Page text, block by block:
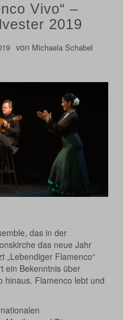
Vivo“ –
2019
von Michaela Schabel
das in der
das neue Jahr
„Lebendiger Flamenco“
ein Bekenntnis über
hinaus. Flamenco lebt und